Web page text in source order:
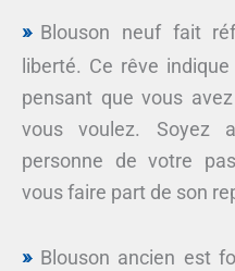
Blouson neuf fait
liberté. Ce rêve
pensant que vous
vous voulez. Soyez
personne de votre
vous faire part de son
Blouson ancien est